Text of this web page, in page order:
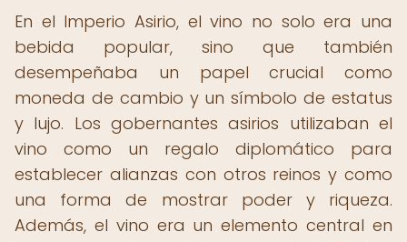
En el Imperio Asirio, el vino no solo era una
bebida popular, sino que también
desempeñaba un papel crucial como
moneda de cambio y un símbolo de estatus
y lujo. Los gobernantes asirios utilizaban el
vino como un regalo diplomático para
establecer alianzas con otros reinos y como
una forma de mostrar poder y riqueza.
Además, el vino era un elemento central en